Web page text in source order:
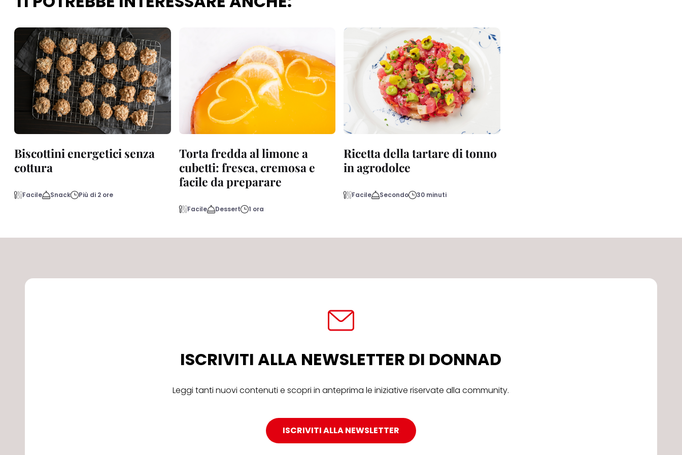
Biscottini energetici senza
cottura
Facile Snack Più di 2 ore
Torta fredda al limone a
cubetti: fresca, cremosa e
facile da preparare
Facile Dessert 1 ora
Ricetta della tartare di tonno
in agrodolce
Facile Secondo 30 minuti
ISCRIVITI ALLA NEWSLETTER DI DONNAD
Leggi tanti nuovi contenuti e scopri in anteprima le iniziative riservate alla community.
ISCRIVITI ALLA NEWSLETTER